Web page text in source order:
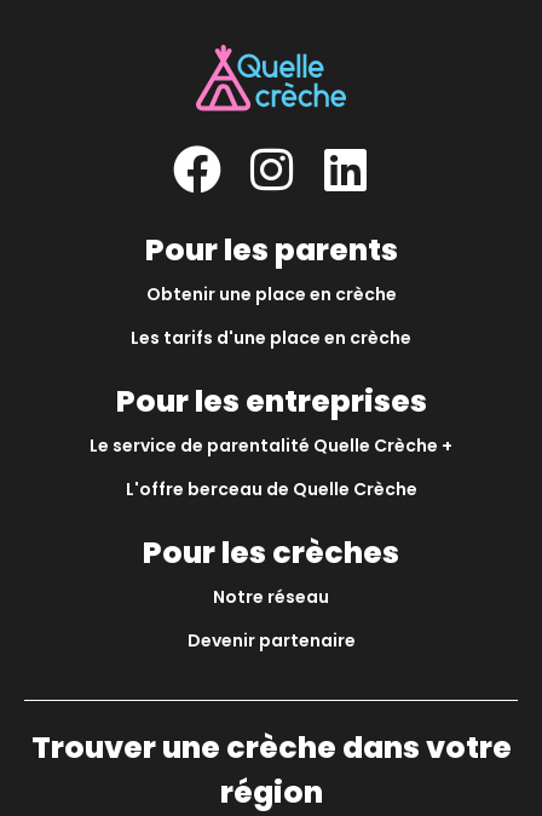
Pour les parents
Obtenir une place en crèche
Les tarifs d'une place en crèche
Pour les entreprises
Le service de parentalité Quelle Crèche +
L'offre berceau de Quelle Crèche
Pour les crèches
Notre réseau
Devenir partenaire
Trouver une crèche dans votre
région